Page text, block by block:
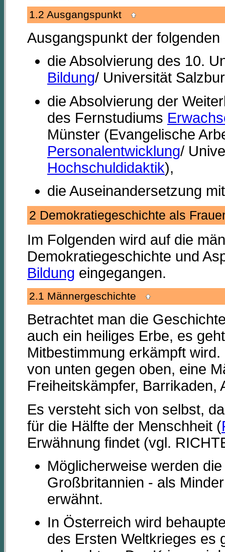
1.2 Ausgangspunkt
Ausgangspunkt der
die Absolvierung des 10.
Bildung/ Universität
die Absolvierung der
des Fernstudiums
Münster (Evangelische
Personalentwicklung/
Hochschuldidaktik),
die Auseinandersetzung
2 Demokratiegeschichte als
Im Folgenden wird auf die
Demokratiegeschichte und
Bildung eingegangen.
2.1 Männergeschichte
Betrachtet man die
auch ein heiliges Erbe, es
Mitbestimmung erkämpft
von unten gegen oben, eine
Freiheitskämpfer, Barrikaden,
Es versteht sich von selbst,
für die Hälfte der Menschheit (
Erwähnung findet (vgl.
Möglicherweise werden
Großbritannien - als
erwähnt.
In Österreich wird
des Ersten Weltkrieges es